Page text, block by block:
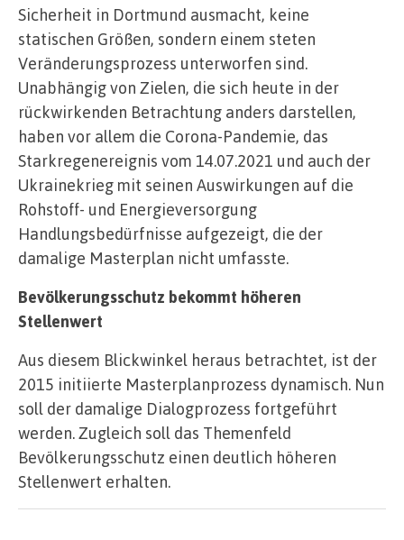
Sicherheit in Dortmund ausmacht, keine
statischen Größen, sondern einem steten
Veränderungsprozess unterworfen sind.
Unabhängig von Zielen, die sich heute in der
rückwirkenden Betrachtung anders darstellen,
haben vor allem die Corona-Pandemie, das
Starkregenereignis vom 14.07.2021 und auch der
Ukrainekrieg mit seinen Auswirkungen auf die
Rohstoff- und Energieversorgung
Handlungsbedürfnisse aufgezeigt, die der
damalige Masterplan nicht umfasste.
Bevölkerungsschutz bekommt höheren
Stellenwert
Aus diesem Blickwinkel heraus betrachtet, ist der
2015 initiierte Masterplanprozess dynamisch. Nun
soll der damalige Dialogprozess fortgeführt
werden. Zugleich soll das Themenfeld
Bevölkerungsschutz einen deutlich höheren
Stellenwert erhalten.